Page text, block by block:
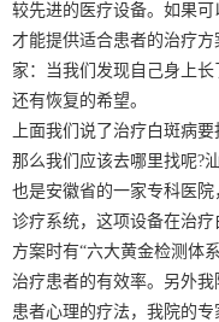
较先进的医疗设备。如果
才能提供适合患者的治疗
家：当我们发现自己身上
还有恢复的希望。
上面我们说了治疗白斑病
那么我们应该去哪里找呢?
也是安徽省的一家专科医
诊疗系统，这项设备在治疗
方案时有“六大黄金检测体
治疗患者的有效率。另外我
患者心理的疗法，我院的